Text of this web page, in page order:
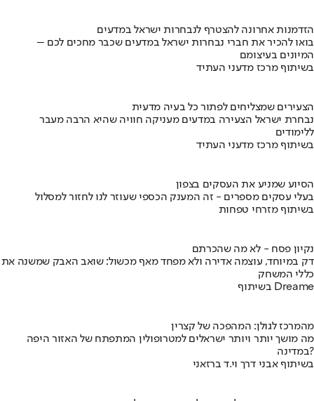
הזדמנות אחרונה להצטרף לנבחרות ישראל במדעים
בואו להכיר את חברי נבחרות ישראל במדעים שכבר מחכים לכם –
המיונים בעיצומם
בשיתוף מרכז מדעני העתיד
הצעירים שמצליחים לפתור כל בעיה מדעית
נבחרת ישראל הצעירה במדעים מעניקה חוויה שהיא הרבה מעבר
ללימודים
בשיתוף מרכז מדעני העתיד
הסיוע שמניע את העסקים בצפון
בעלי עסקים מספרים - זה המענק הכספי שעוזר לנו לחזור למסלול
בשיתוף מזרחי טפחות
נקיון פסח - לא מה שהכרתם
דק במיוחד, עוצמה אדירה ולא מפחד מאף מכשול: שואב האבק שמשנה את
כללי המשחק
בשיתוף Dreame
מהמרכז לגולן: המהפכה של קצרין
מה מושך יותר ויותר ישראלים למטרופולין המתפתח של האזור היפה
במדינה?
בשיתוף אבני דרך וי.ד ברזאני